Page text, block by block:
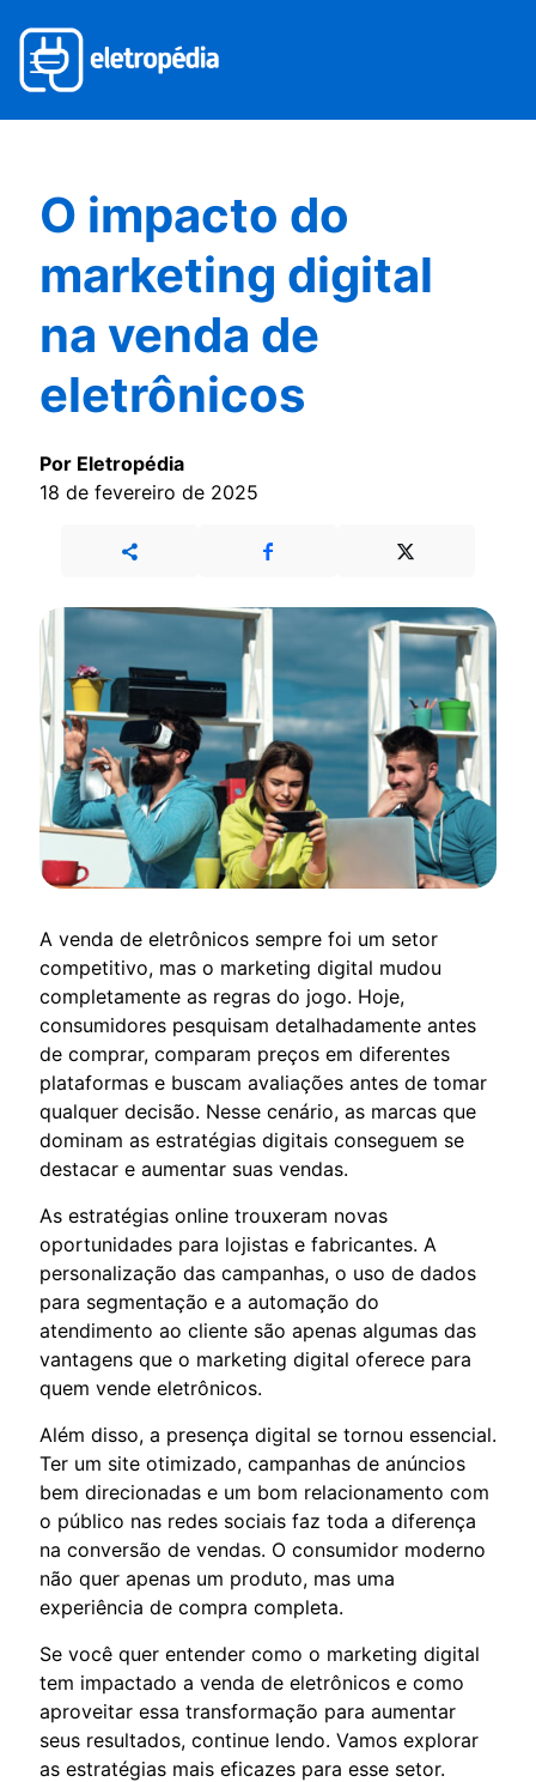
O impacto do
marketing digital
na venda de
eletrônicos
Por Eletropédia
18 de fevereiro de 2025
A venda de eletrônicos sempre foi um setor
competitivo, mas o marketing digital mudou
completamente as regras do jogo. Hoje,
consumidores pesquisam detalhadamente antes
de comprar, comparam preços em diferentes
plataformas e buscam avaliações antes de tomar
qualquer decisão. Nesse cenário, as marcas que
dominam as estratégias digitais conseguem se
destacar e aumentar suas vendas.
As estratégias online trouxeram novas
oportunidades para lojistas e fabricantes. A
personalização das campanhas, o uso de dados
para segmentação e a automação do
atendimento ao cliente são apenas algumas das
vantagens que o marketing digital oferece para
quem vende eletrônicos.
Além disso, a presença digital se tornou essencial.
Ter um site otimizado, campanhas de anúncios
bem direcionadas e um bom relacionamento com
o público nas redes sociais faz toda a diferença
na conversão de vendas. O consumidor moderno
não quer apenas um produto, mas uma
experiência de compra completa.
Se você quer entender como o marketing digital
tem impactado a venda de eletrônicos e como
aproveitar essa transformação para aumentar
seus resultados, continue lendo. Vamos explorar
as estratégias mais eficazes para esse setor.